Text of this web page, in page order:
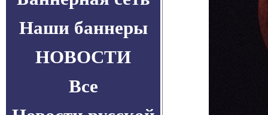
Наши баннеры
НОВОСТИ
Все